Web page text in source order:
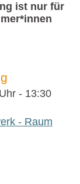
ist nur für
- 13:30
- Raum